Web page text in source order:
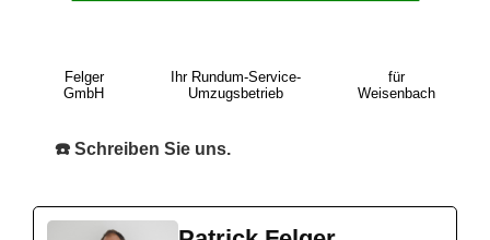
Felger
GmbH
Ihr Rundum-Service-
Umzugsbetrieb
für
Weisenbach
☎️ Schreiben Sie uns.